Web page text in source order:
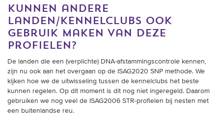
kunnen andere
landen/kennelclubs ook
gebruik maken van deze
profielen?
De landen die een (verplichte) DNA-afstammingscontrole kennen,
zijn nu ook aan het overgaan op de ISAG2020 SNP methode. We
kijken hoe we de uitwisseling tussen de kennelclubs het beste
kunnen regelen. Op dit moment is dit nog niet ingeregeld. Daarom
gebruiken we nog veel de ISAG2006 STR-profielen bij nesten met
een buitenlandse reu.